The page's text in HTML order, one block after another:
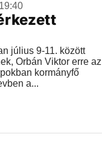
július 9-11. között
Orbán Viktor erre az
kormányfő
a...